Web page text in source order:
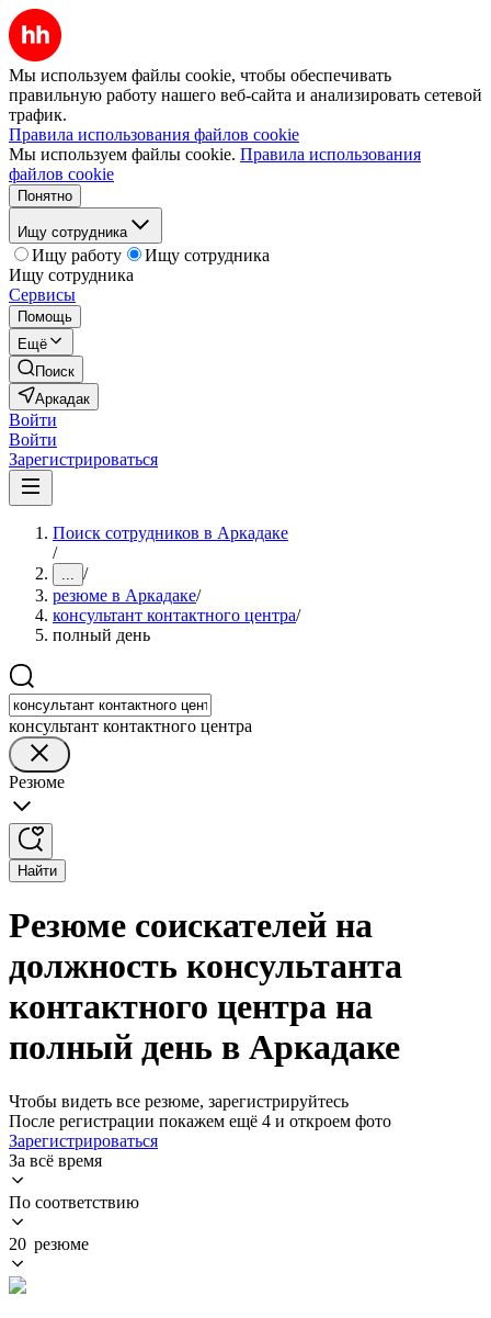
Мы используем файлы cookie, чтобы обеспечивать
правильную работу нашего веб-сайта и анализировать сетевой
трафик.
Правила использования файлов cookie
Мы используем файлы cookie. Правила использования
файлов cookie
Понятно
Ищу сотрудника
Ищу работу
Ищу сотрудника
Ищу сотрудника
Сервисы
Помощь
Ещё
Поиск
Аркадак
Войти
Войти
Зарегистрироваться
Поиск сотрудников в Аркадаке
/
... /
резюме в Аркадаке/
консультант контактного центра/
полный день
консультант контактного центра
Резюме
Найти
Резюме соискателей на
должность консультанта
контактного центра на
полный день в Аркадаке
Чтобы видеть все резюме, зарегистрируйтесь
После регистрации покажем ещё 4 и откроем фото
Зарегистрироваться
За всё время
По соответствию
20 резюме